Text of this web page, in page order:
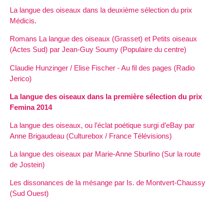
La langue des oiseaux dans la deuxième sélection du prix
Médicis.
Romans La langue des oiseaux (Grasset) et Petits oiseaux
(Actes Sud) par Jean-Guy Soumy (Populaire du centre)
Claudie Hunzinger / Elise Fischer - Au fil des pages (Radio
Jerico)
La langue des oiseaux dans la première sélection du prix
Femina 2014
La langue des oiseaux, ou l’éclat poétique surgi d’eBay par
Anne Brigaudeau (Culturebox / France Télévisions)
La langue des oiseaux par Marie-Anne Sburlino (Sur la route
de Jostein)
Les dissonances de la mésange par Is. de Montvert-Chaussy
(Sud Ouest)